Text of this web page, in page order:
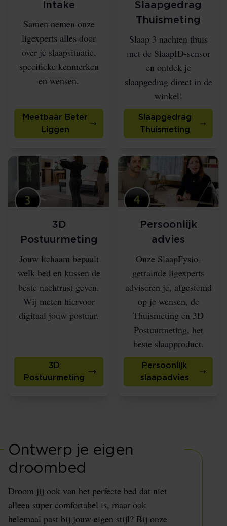
Intake
Samen nemen onze
ligexperts alles door
over je slaapsituatie,
specifieke kenmerken
en wensen.
Meetbaar Beter
Liggen
Slaapgedrag
Thuismeting
Slaap 3 nachten thuis
met de SlaapID-sensor
en ontdek je
slaapgedrag direct in de
winkel!
Slaapgedrag
Thuismeting
3D
Postuurmeting
Jouw lichaam bepaalt
welk bed en kussen de
beste nachtrust geven.
Wij meten hiervoor
digitaal jouw postuur.
3D
Postuurmeting
Persoonlijk
advies
Onze SlaapFysio-
getrainde ligexperts
adviseren je, afgestemd
op je wensen, de
Thuismeting en 3D
Postuurmeting, het
beste slaapproduct.
Persoonlijk
slaapadvies
Ontwerp je eigen
droombed
Droom jij ook van het perfecte bed dat niet
alleen super comfortabel is, maar ook
helemaal past bij jouw eigen stijl? Bij onze